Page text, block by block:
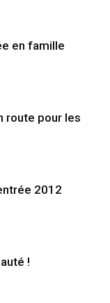
en famille
route pour les
2012
!